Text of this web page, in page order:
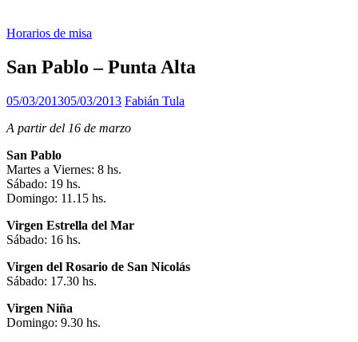
Horarios de misa
San Pablo – Punta Alta
05/03/201305/03/2013 Fabián Tula
A partir del 16 de marzo
San Pablo
Martes a Viernes: 8 hs.
Sábado: 19 hs.
Domingo: 11.15 hs.
Virgen Estrella del Mar
Sábado: 16 hs.
Virgen del Rosario de San Nicolás
Sábado: 17.30 hs.
Virgen Niña
Domingo: 9.30 hs.